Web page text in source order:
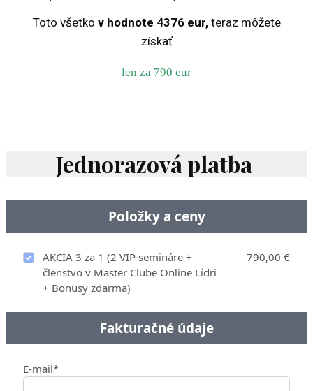
Toto všetko v hodnote 4376 eur,teraz môžete
získať
len za 790 eur
Jednorazová platba
Položky a ceny
AKCIA 3 za 1 (2 VIP semináre +
členstvo v Master Clube Online Lídri
+ Bonusy zdarma)
790,00 €
Fakturačné údaje
E-mail*